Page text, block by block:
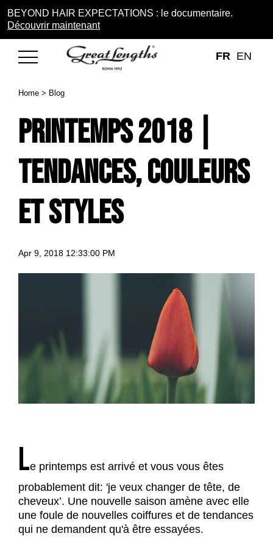
BEYOND HAIR EXPECTATIONS : le documentaire.
Découvrir maintenant
FR EN
Home > Blog
Printemps 2018 |
tendances, couleurs
et styles
Apr 9, 2018 12:33:00 PM
Le printemps est arrivé et vous vous êtes
probablement dit: 'je veux changer de tête, de
cheveux’. Une nouvelle saison amène avec elle
une foule de nouvelles coiffures et de tendances
qui ne demandent qu'à être essayées.